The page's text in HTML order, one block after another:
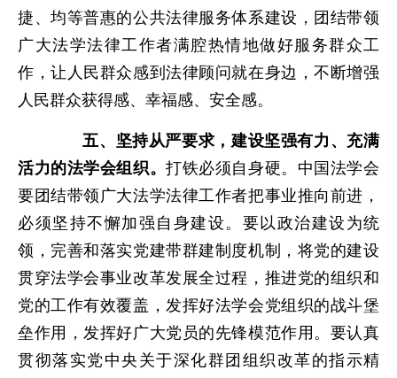
捷、均等普惠的公共法律服务体系建设，团结带领
广大法学法律工作者满腔热情地做好服务群众工
作，让人民群众感到法律顾问就在身边，不断增强
人民群众获得感、幸福感、安全感。
五、坚持从严要求，建设坚强有力、充满
活力的法学会组织。打铁必须自身硬。中国法学会
要团结带领广大法学法律工作者把事业推向前进，
必须坚持不懈加强自身建设。要以政治建设为统
领，完善和落实党建带群建制度机制，将党的建设
贯穿法学会事业改革发展全过程，推进党的组织和
党的工作有效覆盖，发挥好法学会党组织的战斗堡
垒作用，发挥好广大党员的先锋模范作用。要认真
贯彻落实党中央关于深化群团组织改革的指示精